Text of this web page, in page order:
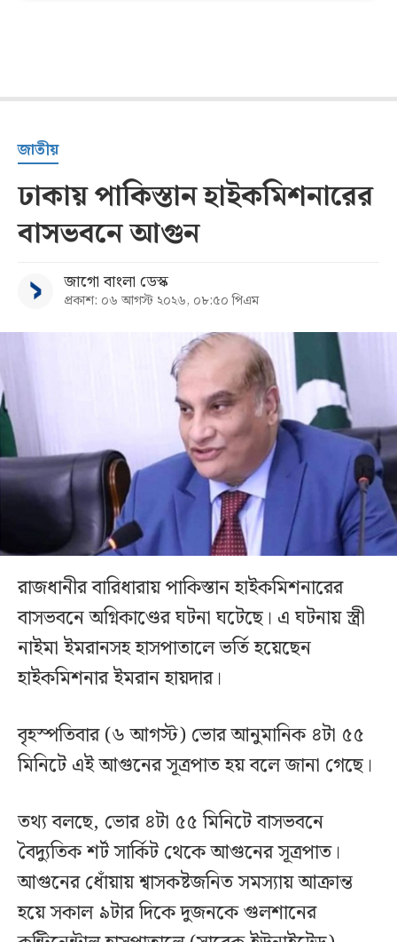
জাতীয়
ঢাকায় পাকিস্তান হাইকমিশনারের
বাসভবনে আগুন
জাগো বাংলা ডেস্ক
প্রকাশ: ০৬ আগস্ট ২০২৬, ০৮:৫০ পিএম
রাজধানীর বারিধারায় পাকিস্তান হাইকমিশনারের
বাসভবনে অগ্নিকাণ্ডের ঘটনা ঘটেছে। এ ঘটনায় স্ত্রী
নাইমা ইমরানসহ হাসপাতালে ভর্তি হয়েছেন
হাইকমিশনার ইমরান হায়দার।
বৃহস্পতিবার (৬ আগস্ট) ভোর আনুমানিক ৪টা ৫৫
মিনিটে এই আগুনের সূত্রপাত হয় বলে জানা গেছে।
তথ্য বলছে, ভোর ৪টা ৫৫ মিনিটে বাসভবনে
বৈদ্যুতিক শর্ট সার্কিট থেকে আগুনের সূত্রপাত।
আগুনের ধোঁয়ায় শ্বাসকষ্টজনিত সমস্যায় আক্রান্ত
হয়ে সকাল ৯টার দিকে দুজনকে গুলশানের